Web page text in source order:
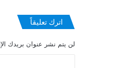
يونيو 7, 2026اترك تعليقاً
لن يتم نشر عنوان بريدك